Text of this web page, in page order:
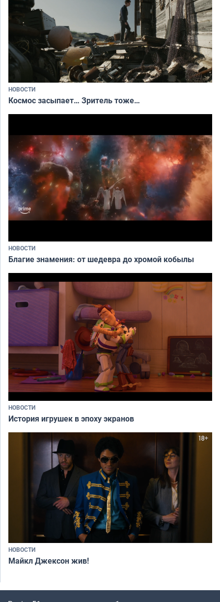
НОВОСТИ
Космос засыпает… Зритель тоже…
НОВОСТИ
Благие знамения: от шедевра до хромой кобылы
НОВОСТИ
История игрушек в эпоху экранов
НОВОСТИ
Майкл Джексон жив!